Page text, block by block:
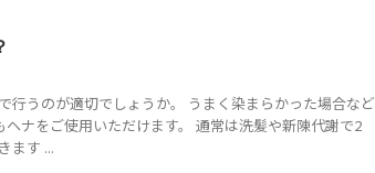
行うのが適切でしょうか。 うまく染まらかった場合など
ナをご使用いただけます。 通常は洗髪や新陳代謝で2
ます ...